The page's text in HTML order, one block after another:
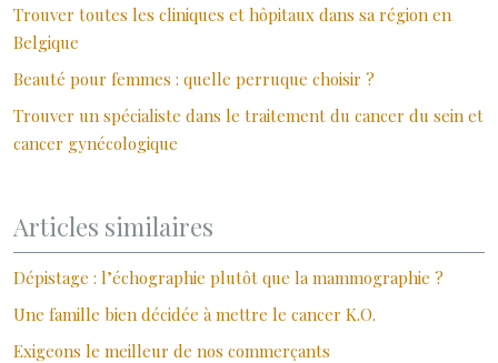
Trouver toutes les cliniques et hôpitaux dans sa région en
Belgique
Beauté pour femmes : quelle perruque choisir ?
Trouver un spécialiste dans le traitement du cancer du sein et
cancer gynécologique
Articles similaires
Dépistage : l’échographie plutôt que la mammographie ?
Une famille bien décidée à mettre le cancer K.O.
Exigeons le meilleur de nos commerçants